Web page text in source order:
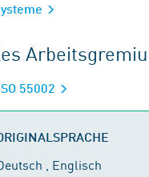
55002
, Englisch